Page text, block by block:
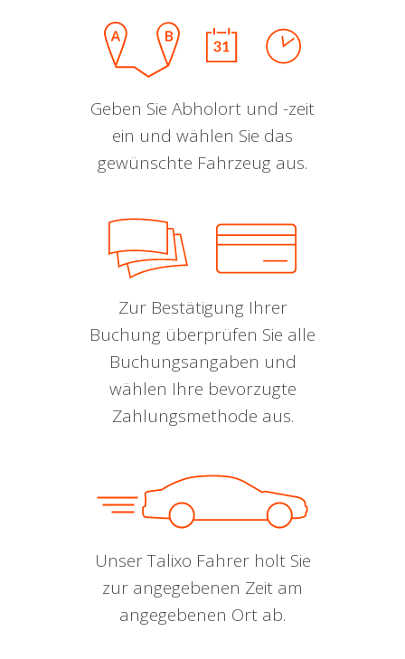
Geben Sie Abholort und -zeit
ein und wählen Sie das
gewünschte Fahrzeug aus.
Zur Bestätigung Ihrer
Buchung überprüfen Sie alle
Buchungsangaben und
wählen Ihre bevorzugte
Zahlungsmethode aus.
Unser Talixo Fahrer holt Sie
zur angegebenen Zeit am
angegebenen Ort ab.